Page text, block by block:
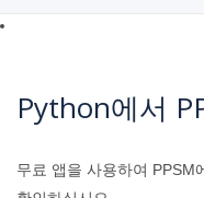
Python에서
무료 앱을 사용하여 PPSM